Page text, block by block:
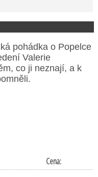
pohádka o Popelce
Valerie
co ji neznají, a k
Cena: